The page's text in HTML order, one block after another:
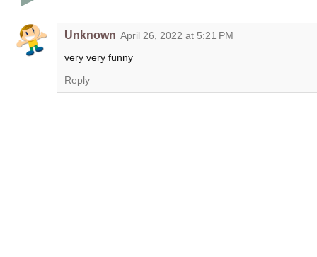
Unknown April 26, 2022 at 5:21 PM
very very funny
Reply